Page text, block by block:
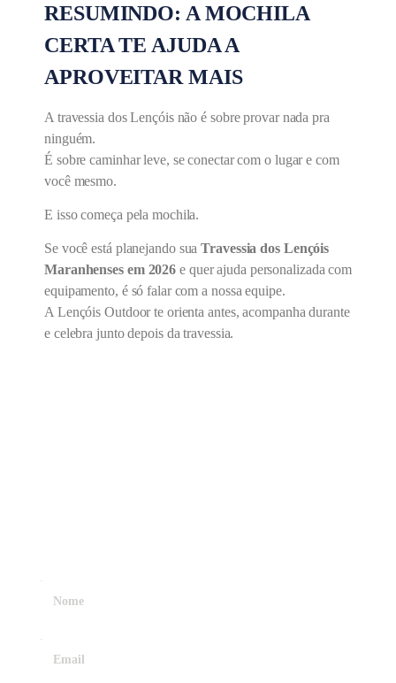
RESUMINDO: A MOCHILA
CERTA TE AJUDA A
APROVEITAR MAIS
A travessia dos Lençóis não é sobre provar nada pra
ninguém.
É sobre caminhar leve, se conectar com o lugar e com
você mesmo.
E isso começa pela mochila.
Se você está planejando suaTravessia dos Lençóis
Maranhenses em 2026 e quer ajuda personalizada com
equipamento, é só falar com a nossa equipe.
A Lençóis Outdoor te orienta antes, acompanha durante
e celebra junto depois da travessia.